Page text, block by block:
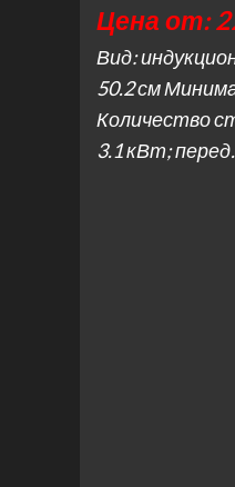
Цена от:
Вид:
50.2 см
Количество
3.1 кВт;